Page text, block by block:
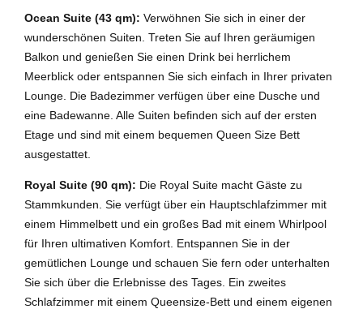
Ocean Suite (43 qm): Verwöhnen Sie sich in einer der
wunderschönen Suiten. Treten Sie auf Ihren geräumigen
Balkon und genießen Sie einen Drink bei herrlichem
Meerblick oder entspannen Sie sich einfach in Ihrer privaten
Lounge. Die Badezimmer verfügen über eine Dusche und
eine Badewanne. Alle Suiten befinden sich auf der ersten
Etage und sind mit einem bequemen Queen Size Bett
ausgestattet.
Royal Suite (90 qm): Die Royal Suite macht Gäste zu
Stammkunden. Sie verfügt über ein Hauptschlafzimmer mit
einem Himmelbett und ein großes Bad mit einem Whirlpool
für Ihren ultimativen Komfort. Entspannen Sie in der
gemütlichen Lounge und schauen Sie fern oder unterhalten
Sie sich über die Erlebnisse des Tages. Ein zweites
Schlafzimmer mit einem Queensize-Bett und einem eigenen